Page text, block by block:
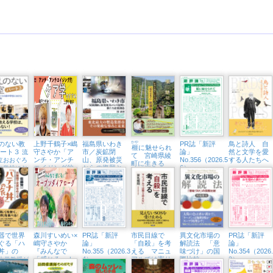
ない教
ト３ 流
おおぐろ
学校にお
教科改革
上野千鶴子×嶋
守さやか「ア
ンチ・アンチ
エイジング的
ケア学のすす
め」（東京中
延・隣町珈琲
7/12㈰）
福島県いわき
市／炭鉱閉
山、原発被災
からの復興と
新たな産業創
造
榧
かや
に魅せられ
て 宮崎県綾
町に生きる
「現代の名
工」熊須健一
PR誌「新評
論」
No.356（2026.5・
6）
鳥と詩人 自
然と文学を愛
する人たちへ
で世界
る「ハ
」の
学教授が
」を炊い
森川すいめい×
嶋守さやか
『みんなで
「感じる」！
オープンダイ
PR誌「新評
論」
No.355（2026.3・
4）
市民目線で
「自殺」を考
える マニュ
アルでは寄り
添えない
異文化市場の
解読法 「意
味づけ」の国
際比較
PR誌「新評
論」
No.354（
2）